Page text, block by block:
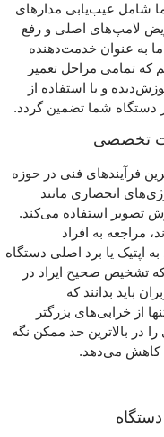
شامل عیب‌یابی مدارهای
لامپ‌های اصلی و رفع
به عنوان خدمت‌دهنده
که تمامی مراحل تعمیر
و با استفاده از
دستگاه شما تضمین گردد.
تخصصی
فرآیندهای فنی در حوزه
انحصاری مانند
تصویر استفاده می‌کند.
مراجعه به افراد
اپتیک یا برد اصلی دستگاه
تشخیص صحیح ایراد در
باید بدانند که
از خرابی‌های بزرگتر
در بالاترین حد ممکن نگه
کاهش می‌دهد.